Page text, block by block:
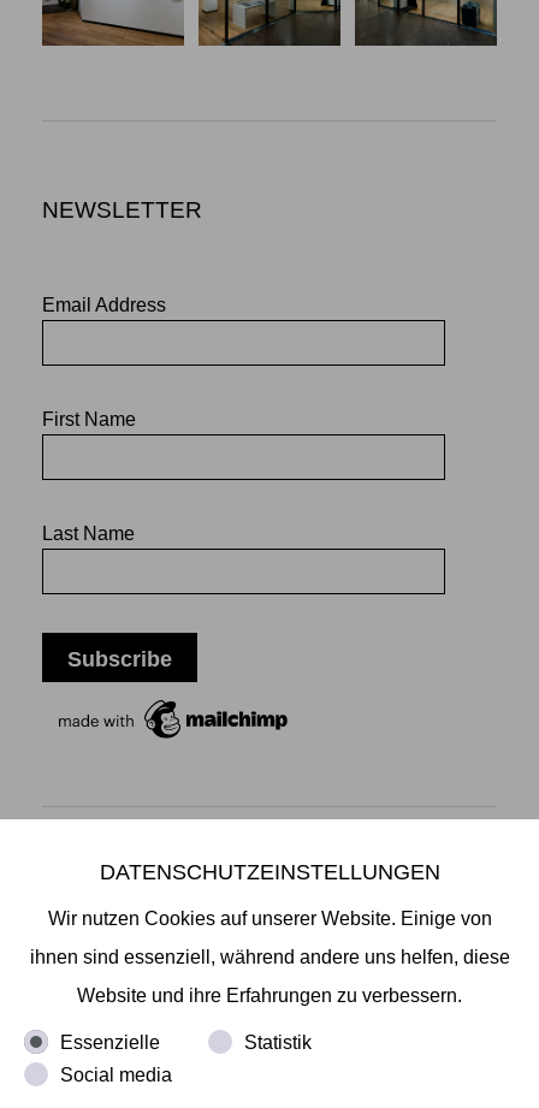
NEWSLETTER
Email Address
First Name
Last Name
Mikiko Sato Gallery ı Klosterwall 13 ı 20095 Hamburg
Di - Fr 13.00 - 19.00 ı Sa 13.00 - 18.00 u.n.V
DATENSCHUTZEINSTELLUNGEN
Wir nutzen Cookies auf unserer Website. Einige von
ihnen sind essenziell, während andere uns helfen, diese
Website und ihre Erfahrungen zu verbessern.
Essenzielle
Statistik
Social media